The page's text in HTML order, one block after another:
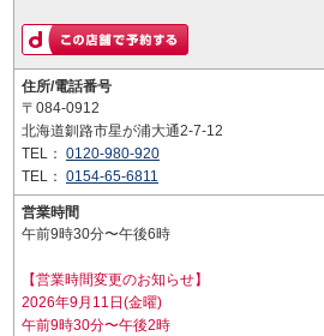
住所/電話番号
〒084-0912
北海道釧路市星が浦大通2-7-12
TEL： 0120-980-920
TEL： 0154-65-6811
営業時間
午前9時30分〜午後6時
【営業時間変更のお知らせ】
2026年9月11日(金曜)
午前9時30分〜午後2時